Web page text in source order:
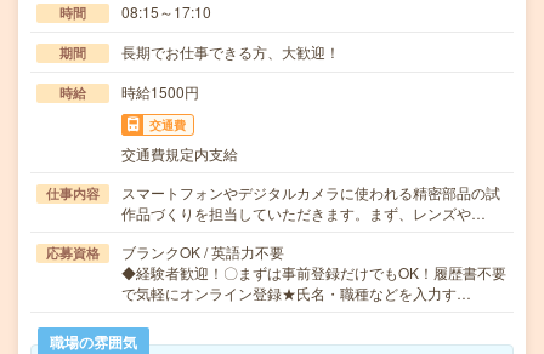
時間 08:15～17:10
期間 長期でお仕事できる方、大歓迎！
時給 時給1500円
交通費
交通費規定内支給
仕事内容
スマートフォンやデジタルカメラに使われる精密部品の試
作品づくりを担当していただきます。まず、レンズや…
応募資格
ブランクOK / 英語力不要
◆経験者歓迎！〇まずは事前登録だけでもOK！履歴書不要
で気軽にオンライン登録★氏名・職種などを入力す…
職場の雰囲気